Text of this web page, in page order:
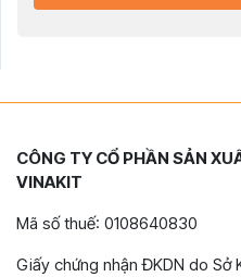
CÔNG TY CỔ PHẦN SẢN
VINAKIT
Mã số thuế: 0108640830
Giấy chứng nhận ĐKDN do Sở